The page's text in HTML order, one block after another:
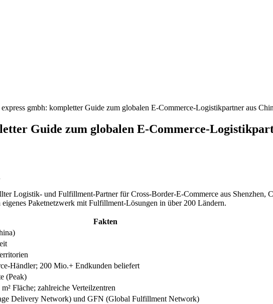
gmbh: kompletter Guide zum globalen E-Commerce-Logistikpartner aus
Guide zum globalen E-Commerce-
Logistik- und Fulfillment-Partner für Cross-Border-E-Commerce aus Shenzhen,
Paketnetzwerk mit Fulfillment-Lösungen in über 200 Ländern.
Fakten
Händler; 200 Mio.+ Endkunden beliefert
(Peak)
Fläche; zahlreiche Verteilzentren
Delivery Network) und GFN (Global Fulfillment Network)